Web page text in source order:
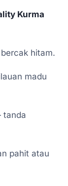
Kurma
hitam.
madu
tanda
pahit atau